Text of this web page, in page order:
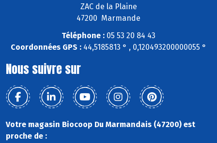
ZAC de la Plaine
47200 Marmande
Téléphone : 05 53 20 84 43
Coordonnées GPS : 44,5185813 ° , 0,120493200000055 °
Nous suivre sur
Votre magasin Biocoop Du Marmandais (47200) est
proche de :